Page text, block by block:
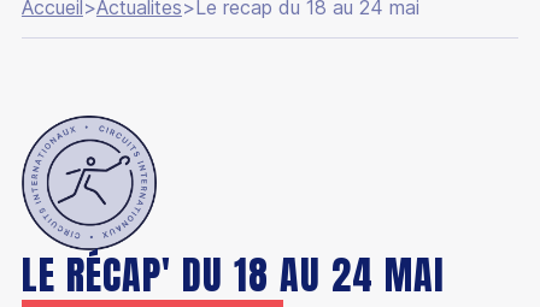
FONDATION
BOUTIQUE
YONEX IFB
CARRIÈRES
Accueil>Actualites>Le recap du 18 au 24 mai
LE RÉCAP' DU 18 AU 24 MAI